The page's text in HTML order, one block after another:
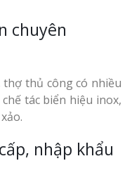
chuyên
thủ công có nhiều
tác biển hiệu inox,
nhập khẩu